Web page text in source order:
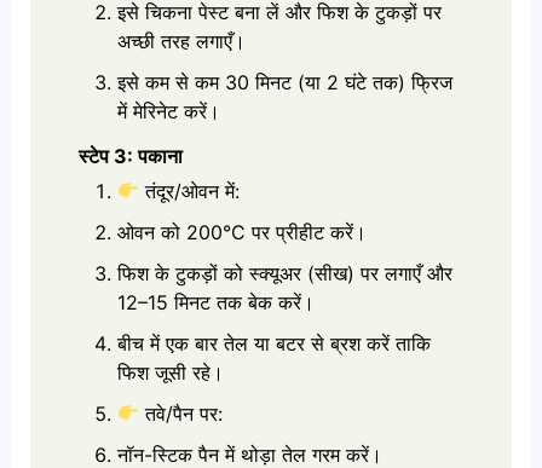
इसे चिकना पेस्ट बना लें और फिश के टुकड़ों पर
अच्छी तरह लगाएँ।
इसे कम से कम 30 मिनट (या 2 घंटे तक) फ्रिज
में मेरिनेट करें।
स्टेप 3: पकाना
तंदूर/ओवन में:
ओवन को 200°C पर प्रीहीट करें।
फिश के टुकड़ों को स्क्यूअर (सीख) पर लगाएँ और
12–15 मिनट तक बेक करें।
बीच में एक बार तेल या बटर से ब्रश करें ताकि
फिश जूसी रहे।
तवे/पैन पर:
नॉन-स्टिक पैन में थोड़ा तेल गरम करें।